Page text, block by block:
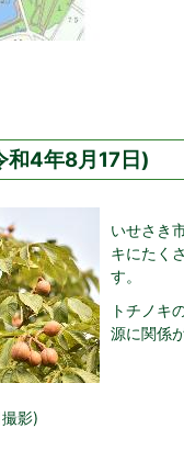
和4年8月17日)
影)
いせさき
キにたく
す。
トチノキ
源に関係